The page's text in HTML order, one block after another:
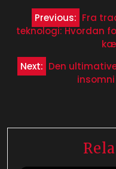
Previous: Fra
teknologi: Hvordan
Next: Den